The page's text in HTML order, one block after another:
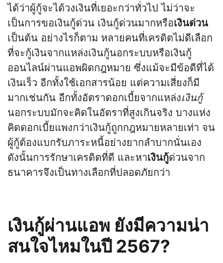
ได้ว่าผู้กู้จะได้วงเงินที่เยอะกว่าทั่วไป ไม่ว่าจะ
เป็นการขอเงินกู้ด่วน เงินกู้ด่วนมากหรือเงินด่วน
เป็นต้น อย่างไรก็ตาม หลายคนที่เครดิตไม่ดีเลือก
ที่จะกู้เงินจากแหล่งเงินกู้นอกระบบหรือเงินกู้
ออนไลน์ผ่านแอพผิดกฎหมาย ซึ่งแม้จะมีข้อดีที่ได้
เงินเร็ว อีกทั้งใช้เอกสารน้อย แต่ความเสี่ยงก็มี
มากเช่นกัน อีกทั้งอัตราดอกเบี้ยจากแหล่งเงินกู้
นอกระบบมักจะคิดในอัตราที่สูงเกินจริง บางแห่ง
คิดดอกเบี้ยแพงกว่าเงินกู้ถูกกฎหมายหลายเท่า จน
ผู้กู้ต้องแบกรับภาระหนี้อย่างยากลำบากนั่นเอง
ดังนั้นการรักษาเครดิตที่ดี และหาเงินกู้ด่วนจาก
ธนาคารจึงเป็นทางเลือกที่ปลอดภัยกว่า
เงินกู้ผ่านแอพ ยังมีความน่า
สนใจไหมในปี 2567?